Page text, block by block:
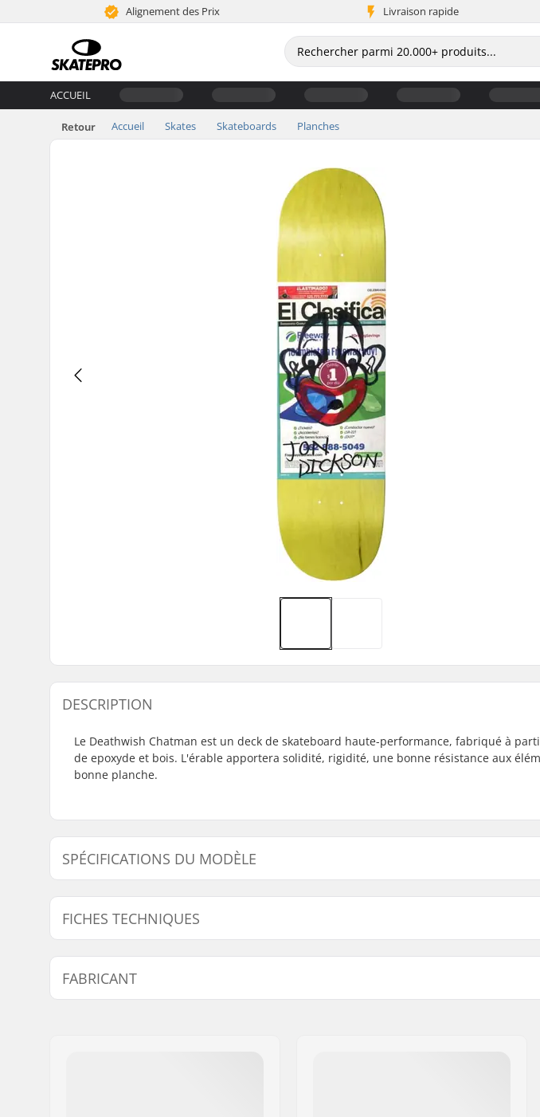
Alignement des Prix Livraison rapide
ACCUEIL
Retour Accueil Skates Skateboards Planches
DESCRIPTION
Le Deathwish Chatman est un deck de skateboard haute-performance, fabriqué à
de epoxyde et bois. L'érable apportera solidité, rigidité, une bonne résistance aux
bonne planche.
SPÉCIFICATIONS DU MODÈLE
8"
8" (20.3cm)
FICHES TECHNIQUES
Matériel du deck:
Érable, 7 plis
Matériau supplémentaire:
Couleurs de deck:
Couleur du placage inférieur
FABRICANT